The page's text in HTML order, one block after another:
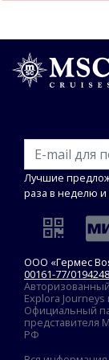
Лучшие
раза в неделю
ООО «Гермес
00161-77/
Explora
Официальный
представителя
РФ